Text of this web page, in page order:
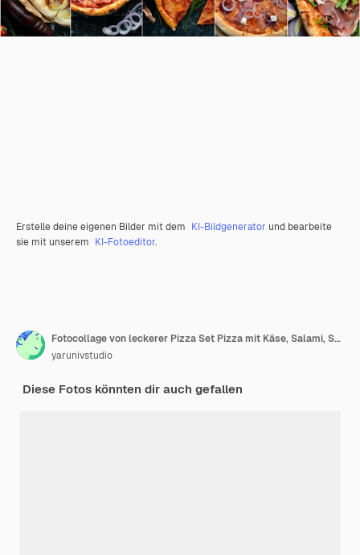
Erstelle deine eigenen Bilder mit dem KI-Bildgenerator und bearbeite
sie mit unserem KI-Fotoeditor.
Fotocollage von leckerer Pizza Set Pizza mit Käse, Salami, Speck und Gemüse Food-Banner
yarunivstudio
Diese Fotos könnten dir auch gefallen